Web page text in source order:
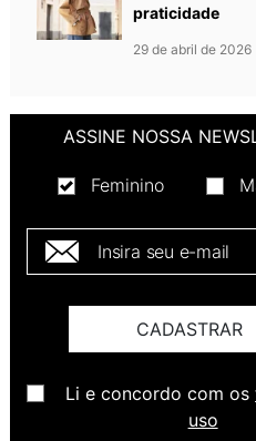
praticidade
Publicado em
29 de abril de 2026
ASSINE NOSSA
Feminino
E-mail *
CADASTRAR
Li e concordo com os
uso